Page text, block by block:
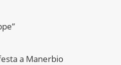
a Manerbio